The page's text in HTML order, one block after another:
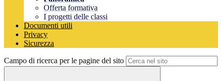
Offerta formativa
I progetti delle classi
Documenti utili
Privacy
Sicurezza
Campo di ricerca per le pagine del sito